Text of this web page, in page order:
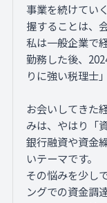
事業を続けてい
握することは、
私は一般企業で
勤務した後、
りに強い税理士
お会いしてきた
みは、やはり「
銀行融資や資金
いテーマです。
その悩みを少し
ングでの資金調